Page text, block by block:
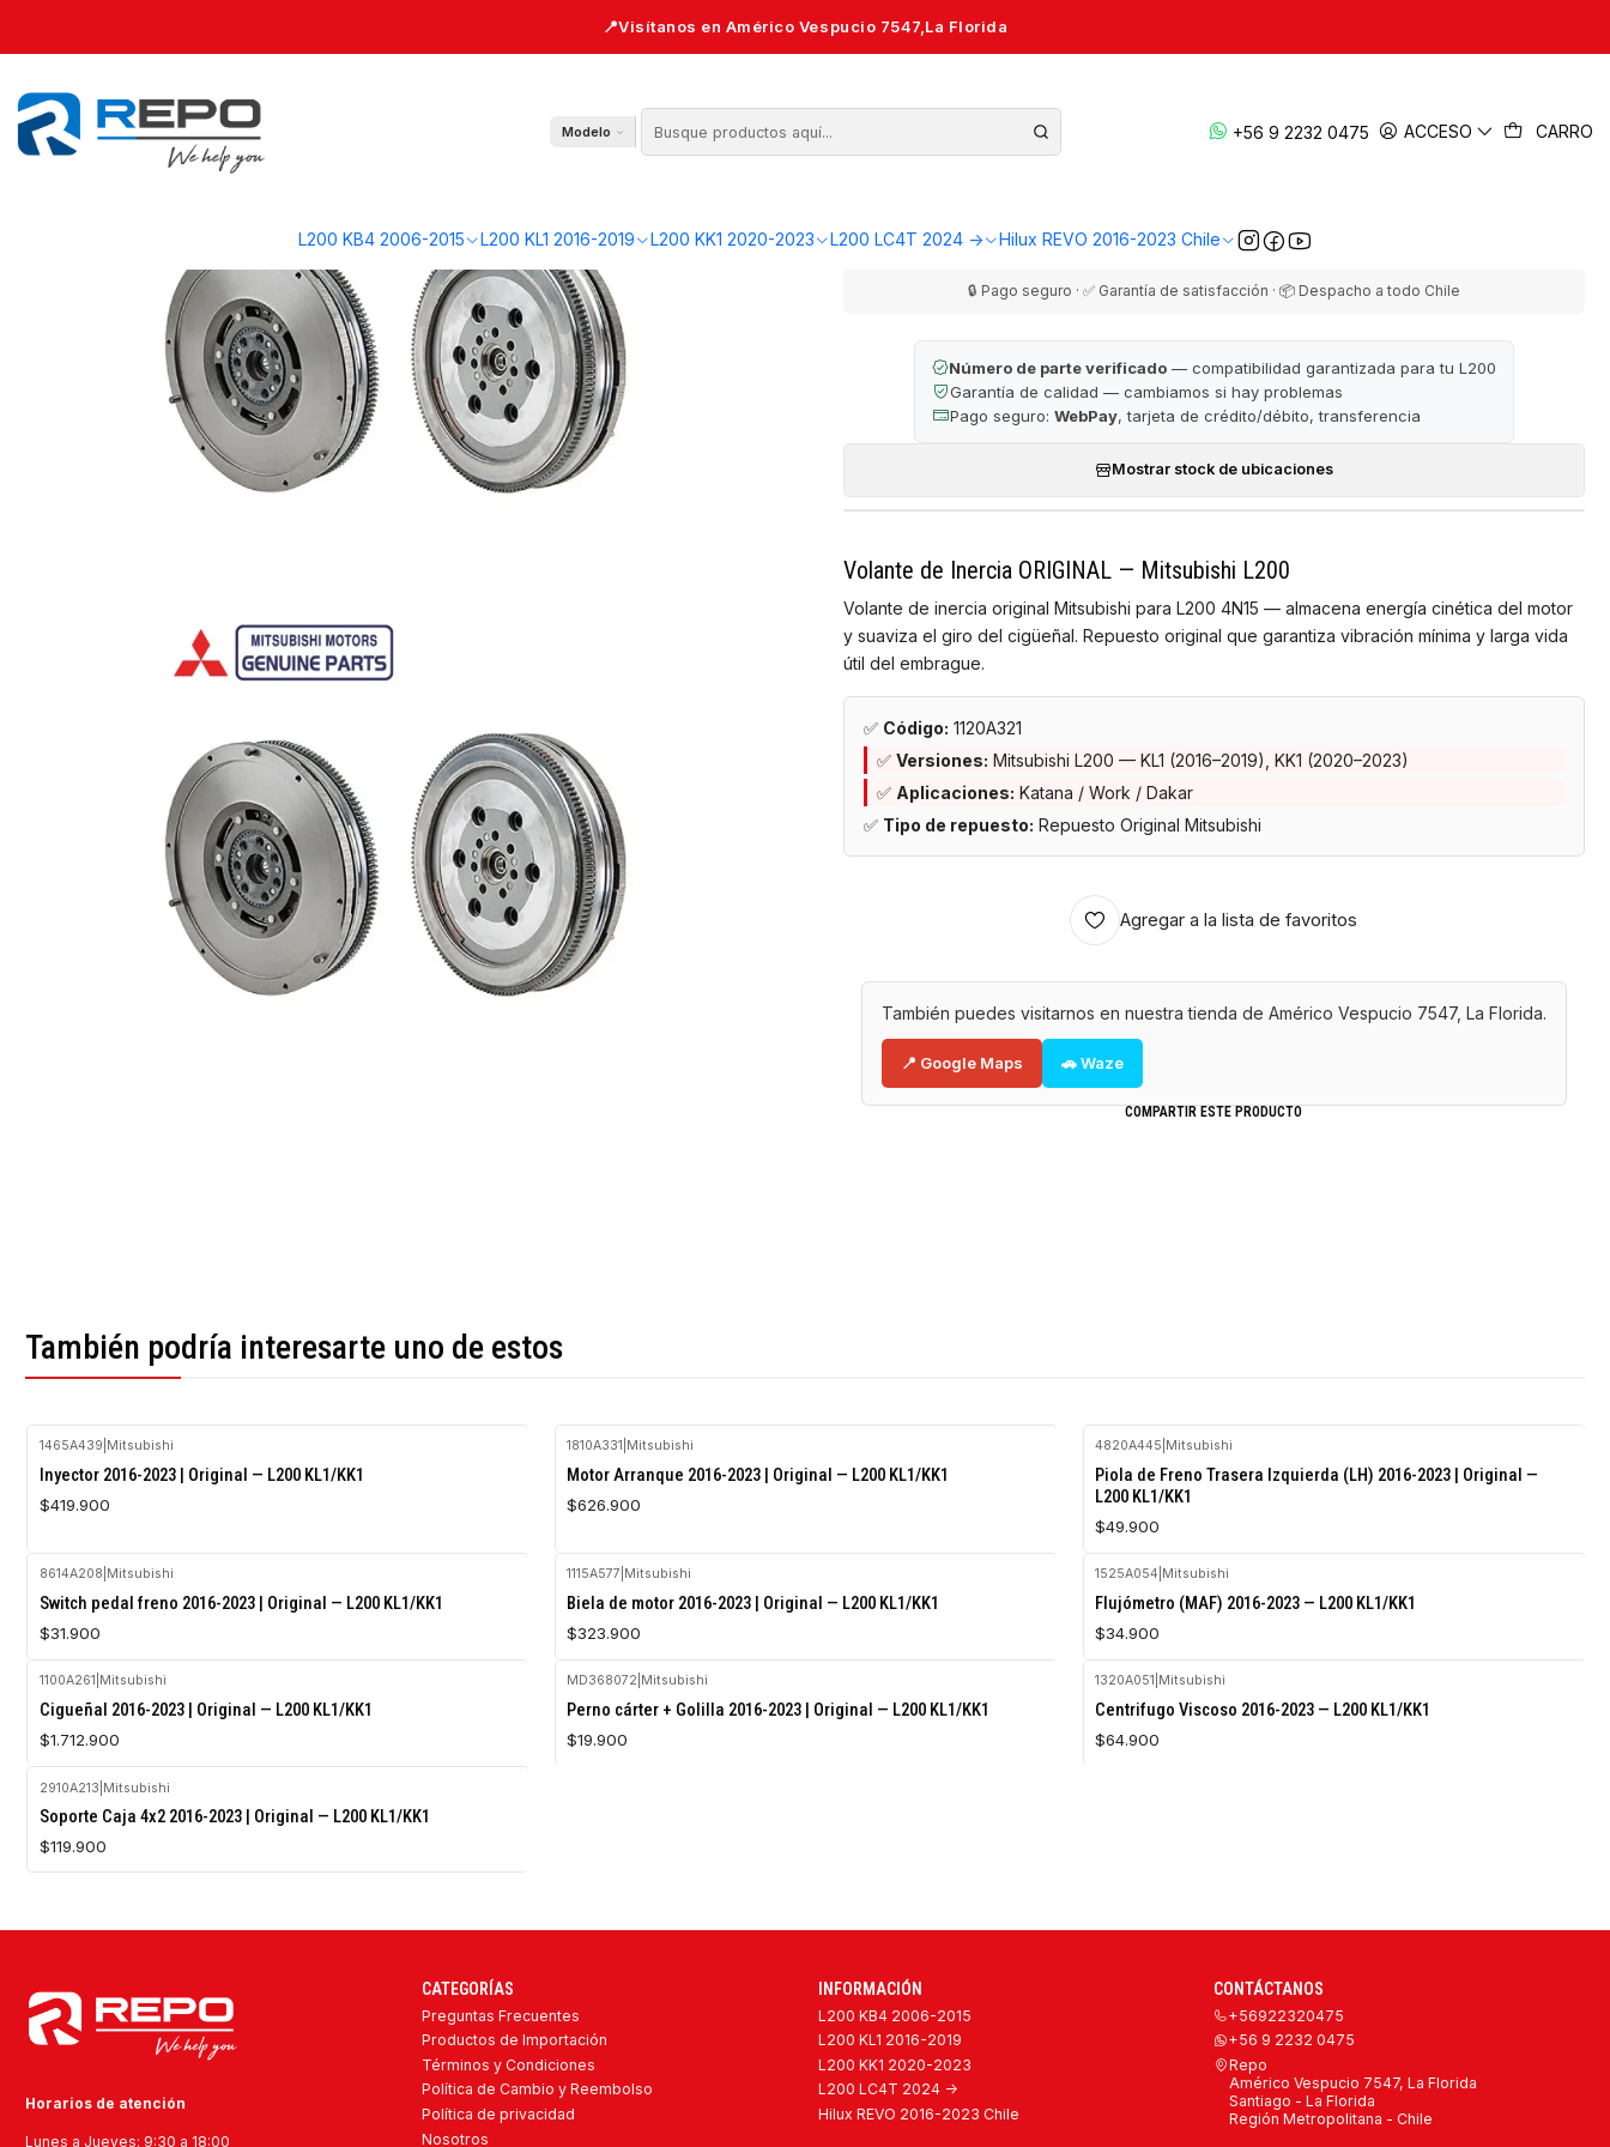
Modelo +56 9 2232 0475 ACCESO CARRO
L200 KB4 2006-2015 L200 KL1 2016-2019 L200 KK1 2020-2023 L200 LC4T 2024 -> Hilux REVO 2016-2023 Chile
Volante de Inercia 2016-2023 | Original — L200 KL1/KK1
Volante de Inercia 2016-2023 | Original — L200
Cantidad
🔒 Pago seguro · ✅ Garantía de satisfacción · 📦 Despacho a todo Chile
Número de parte verificado— compatibilidad garantizada para tu L200
Garantía de calidad — cambiamos si hay problemas
Pago seguro: WebPay, tarjeta de crédito/débito, transferencia
Mostrar stock de ubicaciones
Volante de Inercia ORIGINAL — Mitsubishi L200
Volante de inercia original Mitsubishi para L200 4N15 — almacena energía cinética del motor
y suaviza el giro del cigüeñal. Repuesto original que garantiza vibración mínima y larga vida
útil del embrague.
✅ Código: 1120A321
✅ Versiones: Mitsubishi L200 — KL1 (2016–2019), KK1 (2020–2023)
✅ Aplicaciones: Katana / Work / Dakar
✅ Tipo de repuesto: Repuesto Original Mitsubishi
Agregar a la lista de favoritos
También puedes visitarnos en nuestra tienda de Américo Vespucio 7547, La Florida.
📍 Google Maps 🚗 Waze
COMPARTIR ESTE PRODUCTO
También podría interesarte uno de estos
1465A439 Mitsubishi
Inyector 2016-2023 | Original — L200 KL1/KK1
$419.900
1810A331 Mitsubishi
Motor Arranque 2016-2023 | Original — L200 KL1/KK1
$626.900
4820A445 Mitsubishi
Piola de Freno Trasera Izquierda (LH) 2016-2023 | Original —
L200 KL1/KK1
$49.900
8614A208 Mitsubishi
Switch pedal freno 2016-2023 | Original — L200 KL1/KK1
$31.900
1115A577 Mitsubishi
Biela de motor 2016-2023 | Original — L200 KL1/KK1
$323.900
1525A054 Mitsubishi
Flujómetro (MAF) 2016-2023 — L200 KL1/KK1
$34.900
1100A261 Mitsubishi
Cigueñal 2016-2023 | Original — L200 KL1/KK1
$1.712.900
MD368072 Mitsubishi
Perno cárter + Golilla 2016-2023 | Original — L200 KL1/KK1
$19.900
1320A051 Mitsubishi
Centrifugo Viscoso 2016-2023 — L200 KL1/KK1
$64.900
2910A213 Mitsubishi
Soporte Caja 4x2 2016-2023 | Original — L200 KL1/KK1
$119.900
Horarios de atención
Lunes a Jueves: 9:30 a 18:00
CATEGORÍAS
Preguntas Frecuentes
Productos de Importación
Términos y Condiciones
Política de Cambio y Reembolso
Política de privacidad
Nosotros
INFORMACIÓN
L200 KB4 2006-2015
L200 KL1 2016-2019
L200 KK1 2020-2023
L200 LC4T 2024 ->
Hilux REVO 2016-2023 Chile
CONTÁCTANOS
+56922320475
+56 9 2232 0475
Repo
Américo Vespucio 7547, La Florida
Santiago - La Florida
Región Metropolitana - Chile